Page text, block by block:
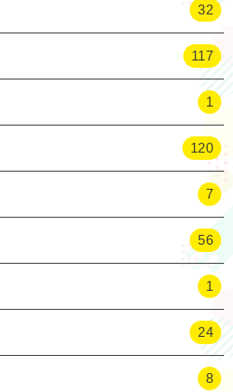
32
117
1
120
7
56
1
24
8